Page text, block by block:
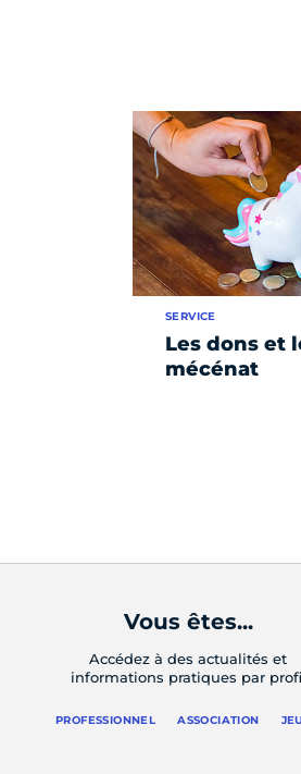
Les dons et
mécénat
SERVICE
Vous êtes...
Accédez à des actualités et
informations pratiques par
PROFESSIONNEL ASSOCIATION